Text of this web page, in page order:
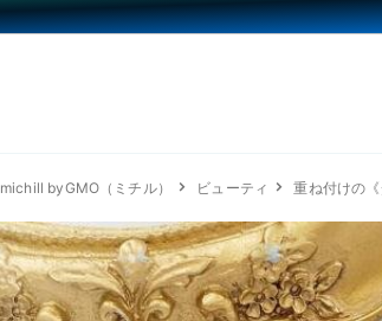
michill byGMO（ミチル） ビューティ 重ね付けの